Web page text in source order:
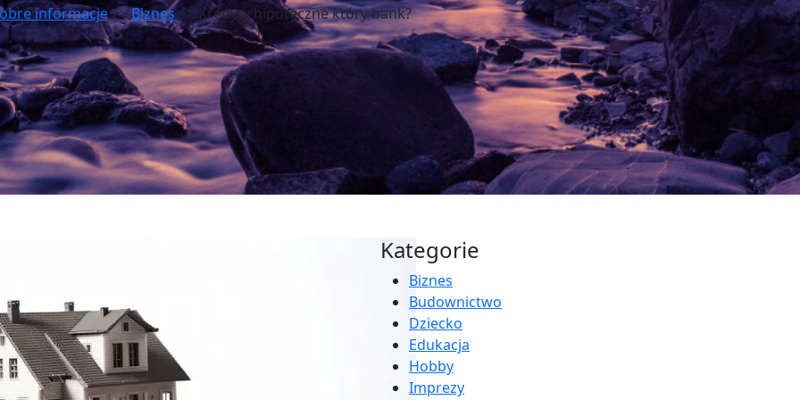
informacje>>Biznes>> Kredyty hipoteczne który bank?
Kategorie
Biznes
Budownictwo
Dziecko
Edukacja
Hobby
Imprezy